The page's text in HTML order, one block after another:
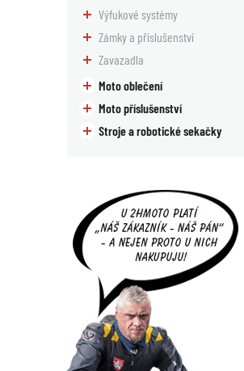
Výfukové systémy
Zámky a příslušenství
Zavazadla
Moto oblečení
Moto příslušenství
Stroje a robotické sekačky